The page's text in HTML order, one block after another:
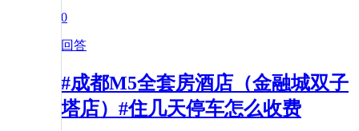
0
回答
#成都M5全套房酒店（金融城双子
塔店）#住几天停车怎么收费